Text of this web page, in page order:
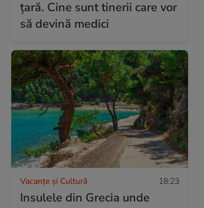
țară. Cine sunt tinerii care vor
să devină medici
Vacanțe și Cultură 18:23
Insulele din Grecia unde